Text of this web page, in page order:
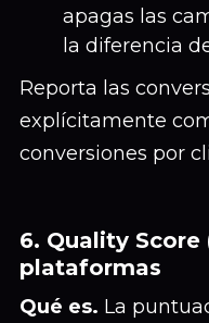
apagas las
la diferencia
Reporta las
explícitamente
conversiones por
6. Quality
plataformas
Qué es. La